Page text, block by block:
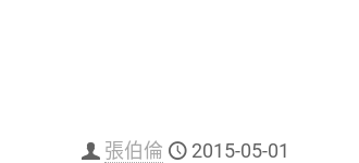
張伯倫 2015-05-01